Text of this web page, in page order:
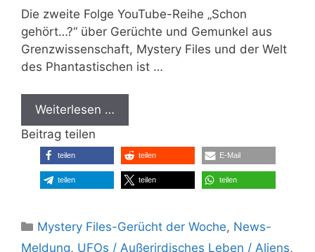
Die zweite Folge YouTube-Reihe „Schon
gehört…?“ über Gerüchte und Gemunkel aus
Grenzwissenschaft, Mystery Files und der Welt
des Phantastischen ist …
Weiterlesen …
Beitrag teilen
teilen teilen E-Mail
teilen teilen teilen
Kategorien
Mystery Files-Gerücht der Woche, News-
Meldung, UFOs / Außerirdisches Leben / Aliens,